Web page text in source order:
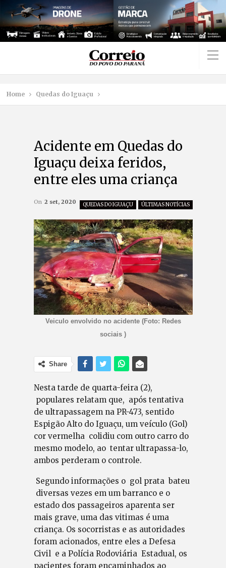
Home Quedas do Iguaçu
Acidente em Quedas do
Iguaçu deixa feridos,
entre eles uma criança
QUEDAS DO IGUAÇU ÚLTIMAS NOTÍCIAS
On 2 set, 2020
Veiculo envolvido no acidente (Foto: Redes
sociais )
Share
Nesta tarde de quarta-feira (2),
populares relatam que, após tentativa
de ultrapassagem na PR-473, sentido
Espigão Alto do Iguaçu, um veículo (Gol)
cor vermelha colidiu com outro carro do
mesmo modelo, ao tentar ultrapassa-lo,
ambos perderam o controle.
Segundo informações o gol prata bateu
diversas vezes em um barranco e o
estado dos passageiros aparenta ser
mais grave, uma das vitimas é uma
criança. Os socorristas e as autoridades
foram acionados, entre eles a Defesa
Civil e a Polícia Rodoviária Estadual, os
pacientes foram encaminhados ao